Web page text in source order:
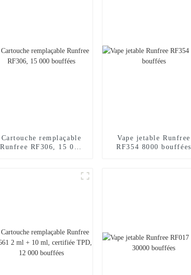
Cartouche remplaçable
Runfree RF306, 15 000
Vape jetable Runfree
RF354 8000 bouffées